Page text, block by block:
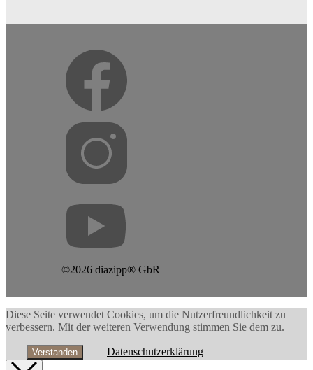
©2026 diazipp® GbR
Diese Seite verwendet Cookies, um die Nutzerfreundlichkeit zu
verbessern. Mit der weiteren Verwendung stimmen Sie dem zu.
Verstanden Datenschutzerklärung